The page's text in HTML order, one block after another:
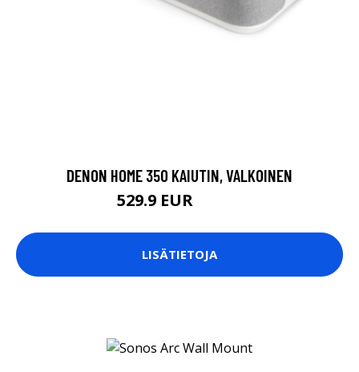
DENON HOME 350 KAIUTIN, VALKOINEN
529.9 EUR
LISÄTIETOJA